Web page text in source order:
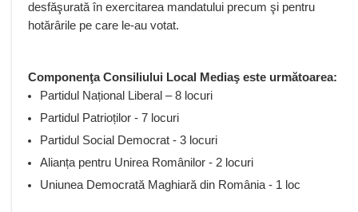
desfăşurată în exercitarea mandatului precum şi pentru
hotărârile pe care le-au votat.
Componenţa Consiliului Local Mediaş este următoarea:
Partidul Național Liberal – 8 locuri
Partidul Patrioților - 7 locuri
Partidul Social Democrat - 3 locuri
Alianța pentru Unirea Românilor - 2 locuri
Uniunea Democrată Maghiară din România - 1 loc